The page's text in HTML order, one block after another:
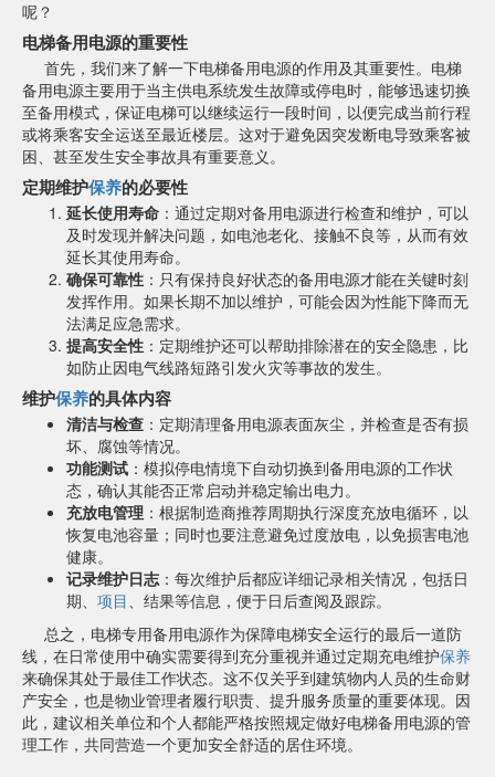
呢？
电梯备用电源的重要性
首先，我们来了解一下电梯备用电源的作用及其重要性。电梯
备用电源主要用于当主供电系统发生故障或停电时，能够迅速切换
至备用模式，保证电梯可以继续运行一段时间，以便完成当前行程
或将乘客安全运送至最近楼层。这对于避免因突发断电导致乘客被
困、甚至发生安全事故具有重要意义。
定期维护保养的必要性
延长使用寿命 ：通过定期对备用电源进行检查和维护，可以
及时发现并解决问题，如电池老化、接触不良等，从而有效
延长其使用寿命。
确保可靠性 ：只有保持良好状态的备用电源才能在关键时刻
发挥作用。如果长期不加以维护，可能会因为性能下降而无
法满足应急需求。
提高安全性 ：定期维护还可以帮助排除潜在的安全隐患，比
如防止因电气线路短路引发火灾等事故的发生。
维护保养的具体内容
清洁与检查 ：定期清理备用电源表面灰尘，并检查是否有损
坏、腐蚀等情况。
功能测试 ：模拟停电情境下自动切换到备用电源的工作状
态，确认其能否正常启动并稳定输出电力。
充放电管理 ：根据制造商推荐周期执行深度充放电循环，以
恢复电池容量；同时也要注意避免过度放电，以免损害电池
健康。
记录维护日志：每次维护后都应详细记录相关情况，包括日
期、 项目、结果等信息，便于日后查阅及跟踪。
总之，电梯专用备用电源作为保障电梯安全运行的最后一道防
线，在日常使用中确实需要得到充分重视并通过定期充电维护保养
来确保其处于最佳工作状态。这不仅关乎到建筑物内人员的生命财
产安全，也是物业管理者履行职责、提升服务质量的重要体现。因
此，建议相关单位和个人都能严格按照规定做好电梯备用电源的管
理工作，共同营造一个更加安全舒适的居住环境。